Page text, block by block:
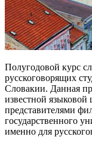
Полугодовой курс
русскоговорящих
Словакии. Данная
известной
представителями
государственного
именно для